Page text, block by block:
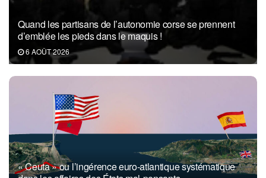
Quand les partisans de l’autonomie corse se prennent
d’emblée les pieds dans le maquis !
6 AOÛT 2026
« Ceuta » ou l’ingérence euro-atlantique systématique